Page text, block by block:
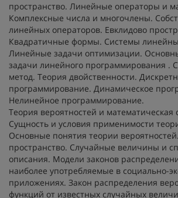
пространство. Линейные операторы и
Комплексные числа и многочлены.
линейных операторов. Евклидово
Квадратичные формы. Системы
Линейные задачи оптимизации.
задачи линейного программирования .
метод. Теория двойственности.
программирование. Динамическое
Нелинейное программирование.
Теория вероятностей и математическая
Сущность и условия применимости
Основные понятия теории
пространство. Случайные величины и
описания. Модели законов
наиболее употребляемые в социально-
приложениях. Закон распределения
функций от известных случайных